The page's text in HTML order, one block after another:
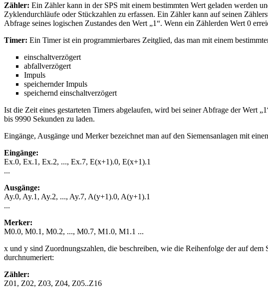
Zähler: Ein Zähler kann in der SPS mit einem bestimmten Wert geladen werden
Zyklendurchläufe oder Stückzahlen zu erfassen. Ein Zähler kann auf seinen
Abfrage seines logischen Zustandes den Wert „1“. Wenn ein Zählerden Wert 0
Timer: Ein Timer ist ein programmierbares Zeitglied, das man mit einem
einschaltverzögert
abfallverzögert
Impuls
speichernder Impuls
speichernd einschaltverzögert
Ist die Zeit eines gestarteten Timers abgelaufen, wird bei seiner Abfrage der Wert
bis 9990 Sekunden zu laden.
Eingänge, Ausgänge und Merker bezeichnet man auf den Siemensanlagen mit
Eingänge:
Ex.0, Ex.1, Ex.2, ..., Ex.7, E(x+1).0, E(x+1).1
...
Ausgänge:
Ay.0, Ay.1, Ay.2, ..., Ay.7, A(y+1).0, A(y+1).1
...
Merker:
M0.0, M0.1, M0.2, ..., M0.7, M1.0, M1.1 ...
x und y sind Zuordnungszahlen, die beschreiben, wie die Reihenfolge der auf
durchnumeriert:
Zähler:
Z01, Z02, Z03, Z04, Z05..Z16